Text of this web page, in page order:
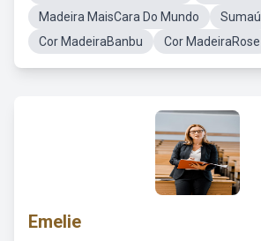
Madeira MaisCara Do Mundo
Cor MadeiraBanbu
Cor MadeiraRose
Emelie